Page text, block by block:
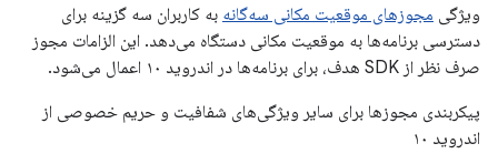
ویژگی مجوزهای موقعیت مکانی سه‌گانه به کاربران سه گزینه برای
دسترسی برنامه‌ها به موقعیت مکانی دستگاه می‌دهد. این الزامات مجوز
صرف نظر از SDK هدف، برای برنامه‌ها در اندروید ۱۰ اعمال می‌شود.
پیکربندی مجوزها برای سایر ویژگی‌های شفافیت و حریم خصوصی از
اندروید ۱۰